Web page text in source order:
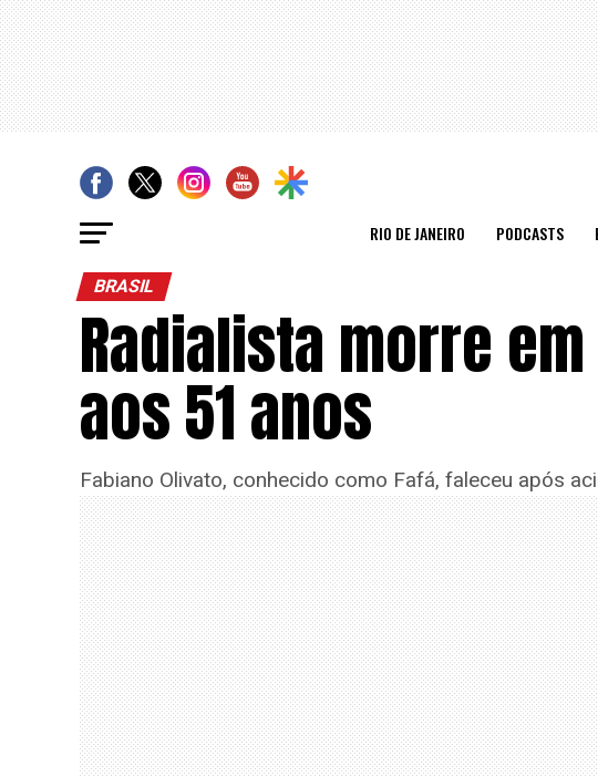
RIO DE JANEIRO PODCASTS
BRASIL
Radialista morre
aos 51 anos
Fabiano Olivato, conhecido como Fafá, faleceu após